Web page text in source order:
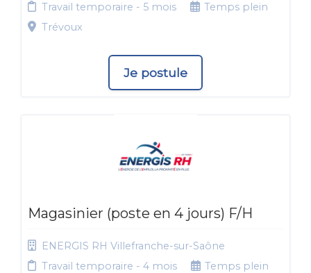
Travail temporaire - 5 mois
Temps plein
Trévoux
Je postule
Magasinier (poste en 4 jours) F/H
ENERGIS RH Villefranche-sur-Saône
Travail temporaire - 4 mois
Temps plein